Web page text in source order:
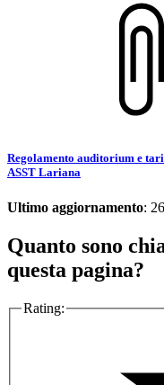
Regolamento auditorium e
ASST Lariana
Ultimo aggiornamento:
Quanto sono
questa pagina?
Rating: